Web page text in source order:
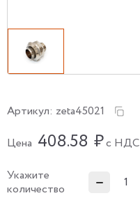
Артикул: zeta45021
Цена 408.58 ₽с НДС
Укажите
количество